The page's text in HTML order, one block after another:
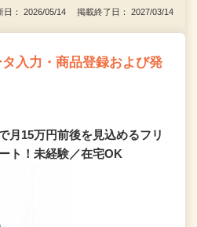
日： 2026/05/14 掲載終了日： 2027/03/14
入力・商品登録および発
月15万円前後を見込めるフリ
ト！未経験／在宅OK